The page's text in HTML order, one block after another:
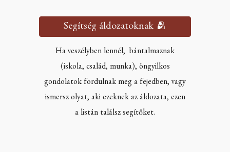
Segítség áldozatoknak 🫂
Ha veszélyben lennél, bántalmaznak
(iskola, család, munka), öngyilkos
gondolatok fordulnak meg a fejedben, vagy
ismersz olyat, aki ezeknek az áldozata, ezen
a listán találsz segítőket.